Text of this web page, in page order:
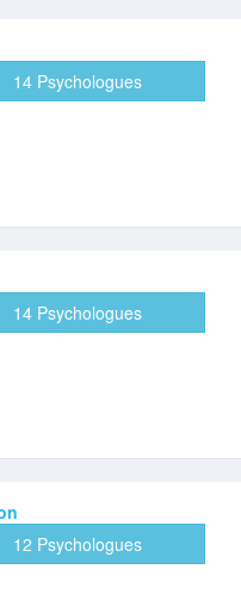
14 Psychologues
14 Psychologues
12 Psychologues